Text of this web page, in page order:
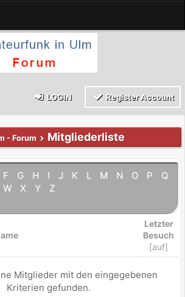
LOGIN Register Account
- Forum Mitgliederliste
F G H I J K L M N O P
Q
W X Y
Z
Letzter
Besuch
[auf]
Mitglieder mit den eingegebenen
Kriterien gefunden.